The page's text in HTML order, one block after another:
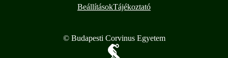
BeállításokTájékoztató
© Budapesti Corvinus Egyetem